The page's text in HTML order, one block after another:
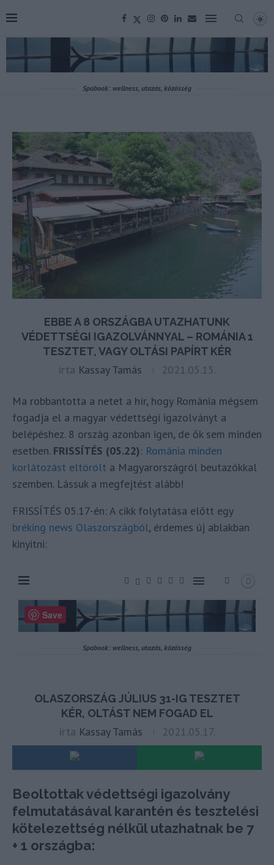
Spabook: wellness, utazás, közösség
EBBE A 8 ORSZÁGBA UTAZHATUNK
VÉDETTSÉGI IGAZOLVÁNNYAL – ROMÁNIA 1
TESZTET, VAGY OLTÁSI PAPÍRT KÉR
írta Kassay Tamás 2021.05.15.
Ma robbantotta a netet a hír, hogy Románia mégsem
fogadja el a magyar védettségi igazolványt a
belépéshez. 8 ország azonban igen, de ők sem minden
esetben. FRISSÍTÉS (05.22): Románia minden
korlátozást eltörölt a Magyarországról beutazókkal
szemben. Lássuk a megfejtést alább!
FRISSÍTÉS 05.17-én: A cikk folytatása előtt egy
bréking news Olaszországból, érdemes új ablakban
kinyitni:
Beoltottak védettségi igazolvány
felmutatásával karantén és tesztelési
kötelezettség nélkül utazhatnak be 7
+ 1 országba: